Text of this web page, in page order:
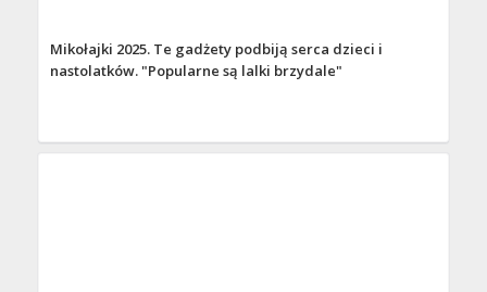
Mikołajki 2025. Te gadżety podbiją serca dzieci i
nastolatków. "Popularne są lalki brzydale"